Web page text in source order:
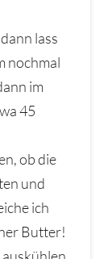
lass
nochmal
im
45
ob die
und
ich
Butter!